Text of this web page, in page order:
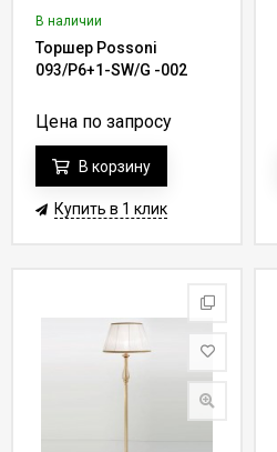
В наличии
Торшер Possoni
093/P6+1-SW/G -002
Цена по запросу
В корзину
Купить в 1 клик